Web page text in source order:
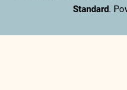
Standard.